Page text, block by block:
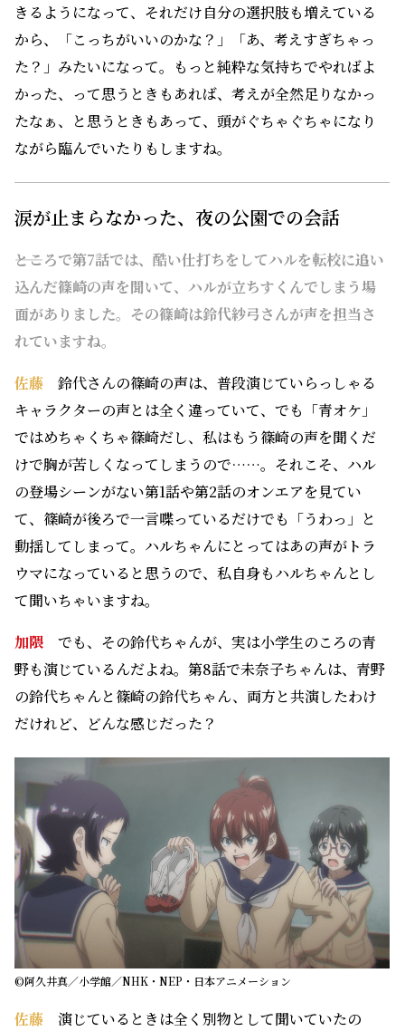
きるようになって、それだけ自分の選択肢も増えている
から、「こっちがいいのかな？」「あ、考えすぎちゃっ
た？」みたいになって。もっと純粋な気持ちでやればよ
かった、って思うときもあれば、考えが全然足りなかっ
たなぁ、と思うときもあって、頭がぐちゃぐちゃになり
ながら臨んでいたりもしますね。
涙が止まらなかった、夜の公園での会話
――ところで第7話では、酷い仕打ちをしてハルを転校に追い
込んだ篠崎の声を聞いて、ハルが立ちすくんでしまう場
面がありました。その篠崎は鈴代紗弓さんが声を担当さ
れていますね。
佐藤 鈴代さんの篠崎の声は、普段演じていらっしゃる
キャラクターの声とは全く違っていて、でも「青オケ」
ではめちゃくちゃ篠崎だし、私はもう篠崎の声を聞くだ
けで胸が苦しくなってしまうので……。それこそ、ハル
の登場シーンがない第1話や第2話のオンエアを見てい
て、篠崎が後ろで一言喋っているだけでも「うわっ」と
動揺してしまって。ハルちゃんにとってはあの声がトラ
ウマになっていると思うので、私自身もハルちゃんとし
て聞いちゃいますね。
加隈 でも、その鈴代ちゃんが、実は小学生のころの青
野も演じているんだよね。第8話で未奈子ちゃんは、青野
の鈴代ちゃんと篠崎の鈴代ちゃん、両方と共演したわけ
だけれど、どんな感じだった？
©阿久井真／小学館／NHK・NEP・日本アニメーション
佐藤 演じているときは全く別物として聞いていたの